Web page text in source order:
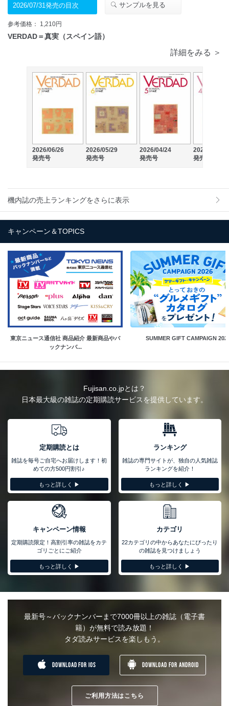
2026/07/31発売の目次 サンプルを見る
参考価格： 1,210円
VERDAD＝真実（スペイン語）
詳細をみる ＞
2026/06/26
発売号
2026/05/29
発売号
2026/04/24
発売号
2026/03/27
発売号
機内誌の売上ランキングをさらに表示
キャンペーン＆TOPICS
東京ニュース通信社 商品紹介 最新商品やバ
ックナンバ...
SUMMER GIFT CAMPAIGN
Fujisan.co.jpとは？
日本最大級の雑誌の定期購読サービスを提供しています。
定期購読とは
雑誌を毎号ご自宅へお届けします！初
めての方500円割引♪
もっと詳しく ▶︎
ランキング
雑誌の専門サイトが、独自の人気雑誌
ランキングを紹介！
もっと詳しく ▶︎
キャンペーン情報
定期購読限定！高割引率の雑誌をカテ
ゴリごとにご紹介
もっと詳しく ▶︎
カテゴリ
22カテゴリの中からあなたにぴったり
の雑誌を見つけましょう
もっと詳しく ▶︎
最新号～バックナンバーまで7000冊以上の雑誌（電子書
籍）が無料で読み放題！
タダ読みサービスを楽しもう。
DOWNLOAD FOR IOS DOWNLOAD FOR ANDROID
ご利用方法はこちら